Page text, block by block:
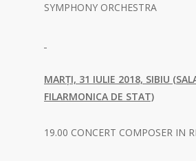
SYMPHONY ORCHESTRA
MARȚI, 31 IULIE 2018, SIBIU
FILARMONICA DE STAT)
19.00 CONCERT COMPOSER IN